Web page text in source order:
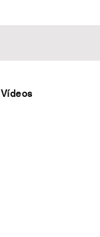
Vídeos